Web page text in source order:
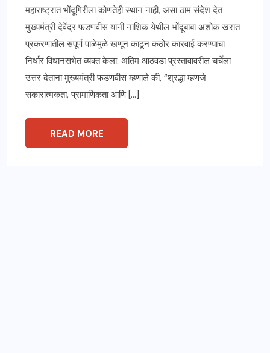
महाराष्ट्रात भोंदूगिरीला कोणतेही स्थान नाही, असा ठाम संदेश देत
मुख्यमंत्री देवेंद्र फडणवीस यांनी नाशिक येथील भोंदूबाबा अशोक खरात
प्रकरणातील संपूर्ण पाळेमुळे खणून काढून कठोर कारवाई करण्याचा
निर्धार विधानसभेत व्यक्त केला. अंतिम आठवडा प्रस्तावावरील चर्चेला
उत्तर देताना मुख्यमंत्री फडणवीस म्हणाले की, “श्रद्धा म्हणजे
सकारात्मकता, प्रामाणिकता आणि […]
READ MORE